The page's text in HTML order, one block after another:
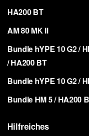
HA200 BT
AM 80 MK II
Bundle hYPE 10 G2 /
/ HA200 BT
Bundle hYPE 10 G2 /
Bundle HM 5 / HA200
Hilfreiches